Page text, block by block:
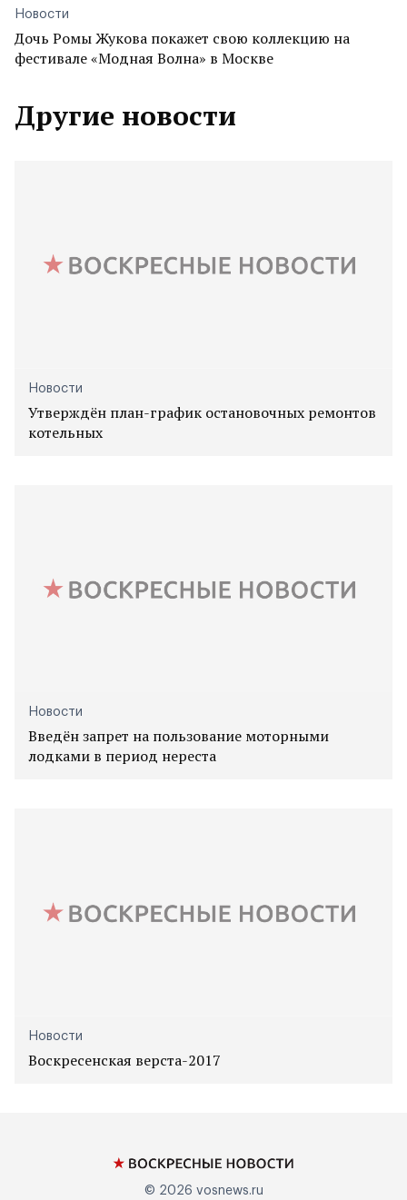
Новости
Дочь Ромы Жукова покажет свою коллекцию на
фестивале «Модная Волна» в Москве
Другие новости
Новости
Утверждён план-график остановочных ремонтов
котельных
Новости
Введён запрет на пользование моторными
лодками в период нереста
Новости
Воскресенская верста-2017
© 2026 vosnews.ru